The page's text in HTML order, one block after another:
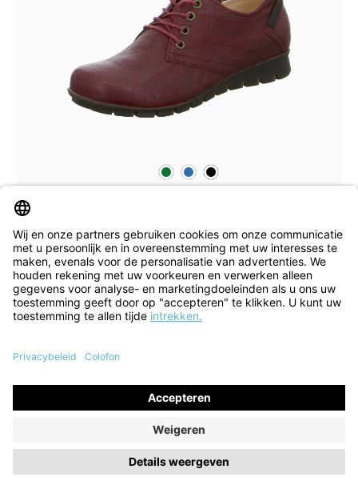
groenblauwzwart
Verkrijgbaar in vele maten
Veterschoen Menscha rosso
€ 152,90* € 179,90* voorm. EIA(15% bespaard)